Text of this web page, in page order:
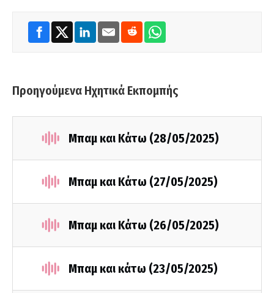
Προηγούμενα Ηχητικά Εκπομπής
Μπαμ και Κάτω (28/05/2025)
Μπαμ και Κάτω (27/05/2025)
Μπαμ και Κάτω (26/05/2025)
Μπαμ και κάτω (23/05/2025)